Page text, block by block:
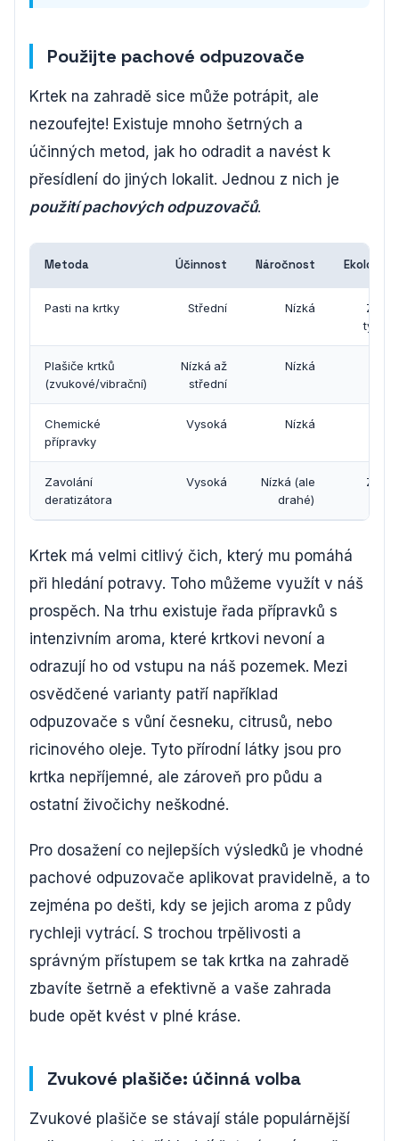
Použijte pachové odpuzovače
Krtek na zahradě sice může potrápit, ale
nezoufejte! Existuje mnoho šetrných a
účinných metod, jak ho odradit a navést k
přesídlení do jiných lokalit. Jednou z nich je
použití pachových odpuzovačů.
Metoda Účinnost Náročnost
Pasti na krtky Střední Nízká
typu
Plašiče krtků
(zvukové/vibrační)
Nízká až
střední
Nízká
Chemické
přípravky
Vysoká Nízká
Zavolání
deratizátora
Vysoká
Nízká (ale
drahé)
Krtek má velmi citlivý čich, který mu pomáhá
při hledání potravy. Toho můžeme využít v náš
prospěch. Na trhu existuje řada přípravků s
intenzivním aroma, které krtkovi nevoní a
odrazují ho od vstupu na náš pozemek. Mezi
osvědčené varianty patří například
odpuzovače s vůní česneku, citrusů, nebo
ricinového oleje. Tyto přírodní látky jsou pro
krtka nepříjemné, ale zároveň pro půdu a
ostatní živočichy neškodné.
Pro dosažení co nejlepších výsledků je vhodné
pachové odpuzovače aplikovat pravidelně, a to
zejména po dešti, kdy se jejich aroma z půdy
rychleji vytrácí. S trochou trpělivosti a
správným přístupem se tak krtka na zahradě
zbavíte šetrně a efektivně a vaše zahrada
bude opět kvést v plné kráse.
Zvukové plašiče: účinná volba
Zvukové plašiče se stávají stále populárnější